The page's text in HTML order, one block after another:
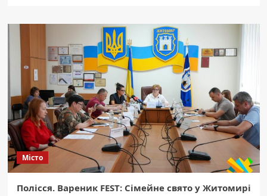
Місто
Полісся. Вареник FEST: Сімейне свято у Житомирі